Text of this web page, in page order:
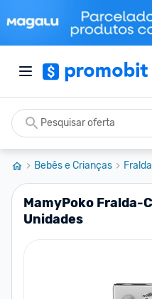
Bebês e Crianças
MamyPoko Fralda-
Unidades